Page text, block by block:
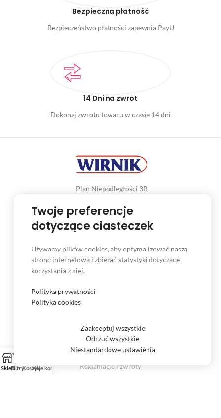
Bezpieczna płatność
Bezpieczeństwo płatności zapewnia PayU
14 Dni na zwrot
Dokonaj zwrotu towaru w czasie 14 dni
Plan Niepodległości 3B
Tel. (52) 397 81 60
Tel. kom. 606 435 379
sklep.wirnik@gmail.com
Polityka cookies
Polityka prywatności
Reklamacje i zwroty
SklepFiltryKoszykMoje konto
Twoje preferencje
dotyczące ciasteczek
Używamy plików cookies, aby optymalizować naszą
stronę internetową i zbierać statystyki dotyczące
korzystania z niej.
Polityka prywatności
Polityka cookies
Zaakceptuj wszystkie
Odrzuć wszystkie
Niestandardowe ustawienia